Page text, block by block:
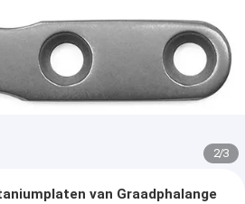
2/3
van Graadphalange